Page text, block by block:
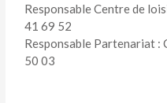
Responsable Centre de
41 69 52
Responsable Partenariat :
50 03